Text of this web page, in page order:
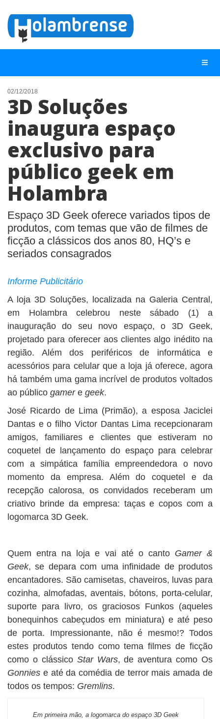
NOTÍCIAS
LISTA DIGITAL
TELEFONES ÚTEIS
ANUNCIE
02/12/2018
3D Soluções
inaugura espaço
exclusivo para
público geek em
Holambra
Espaço 3D Geek oferece variados tipos de
produtos, com temas que vão de filmes de
ficção a clássicos dos anos 80, HQ’s e
seriados consagrados
Informe Publicitário
A loja 3D Soluções, localizada na Galeria Central,
em Holambra celebrou neste sábado (1) a
inauguração do seu novo espaço, o 3D Geek,
projetado para oferecer aos clientes algo inédito na
região. Além dos periféricos de informática e
acessórios para celular que a loja já oferece, agora
há também uma gama incrível de produtos voltados
ao público gamere geek.
José Ricardo de Lima (Primão), a esposa Jaciclei
Dantas e o filho Victor Dantas Lima recepcionaram
amigos, familiares e clientes que estiveram no
coquetel de lançamento do espaço para celebrar
com a simpática família empreendedora o novo
momento da empresa. Além do coquetel e da
recepção calorosa, os convidados receberam um
criativo brinde da empresa: taças e copos com a
logomarca 3D Geek.
Quem entra na loja e vai até o canto Gamer &
Geek, se depara com uma infinidade de produtos
encantadores. São camisetas, chaveiros, luvas para
cozinha, almofadas, aventais, bótons, porta-celular,
suporte para livro, os graciosos Funkos (aqueles
bonequinhos cabeçudos em miniatura) e até peso
de porta. Impressionante, não é mesmo!? Todos
estes produtos tendo como tema filmes de ficção
como o clássico Star Wars, de aventura como Os
Gonnies e até da comédia de terror mais amada de
todos os tempos: Gremlins.
Em primeira mão, a logomarca do espaço 3D Geek